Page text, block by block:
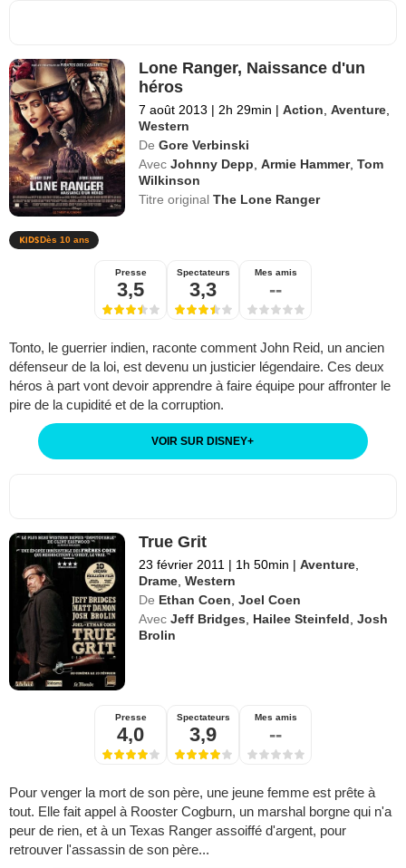
Lone Ranger, Naissance d'un
héros
7 août 2013 | 2h 29min | Action ,Aventure
Western
De Gore Verbinski
Avec Johnny Depp ,Armie Hammer,Tom
Wilkinson
Titre originalThe Lone Ranger
Dès 10 ans
Presse
3,5
Spectateurs
3,3
Mes amis
--
Tonto, le guerrier indien, raconte comment John Reid, un ancien
défenseur de la loi, est devenu un justicier légendaire. Ces deux
héros à part vont devoir apprendre à faire équipe pour affronter le
pire de la cupidité et de la corruption.
VOIR SUR DISNEY+
True Grit
23 février 2011 | 1h 50min | Aventure
Drame ,Western
De Ethan Coen ,Joel Coen
Avec Jeff Bridges Hailee Steinfeld ,Josh
Brolin
Presse
4,0
Spectateurs
3,9
Mes amis
--
Pour venger la mort de son père, une jeune femme est prête à
tout. Elle fait appel à Rooster Cogburn, un marshal borgne qui n'a
peur de rien, et à un Texas Ranger assoiffé d'argent, pour
retrouver l'assassin de son père...